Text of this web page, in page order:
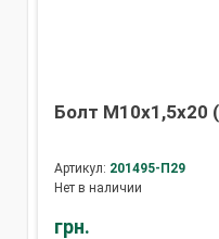
Болт М10х1,5х20
Артикул: 201495-П29
Нет в наличии
грн.